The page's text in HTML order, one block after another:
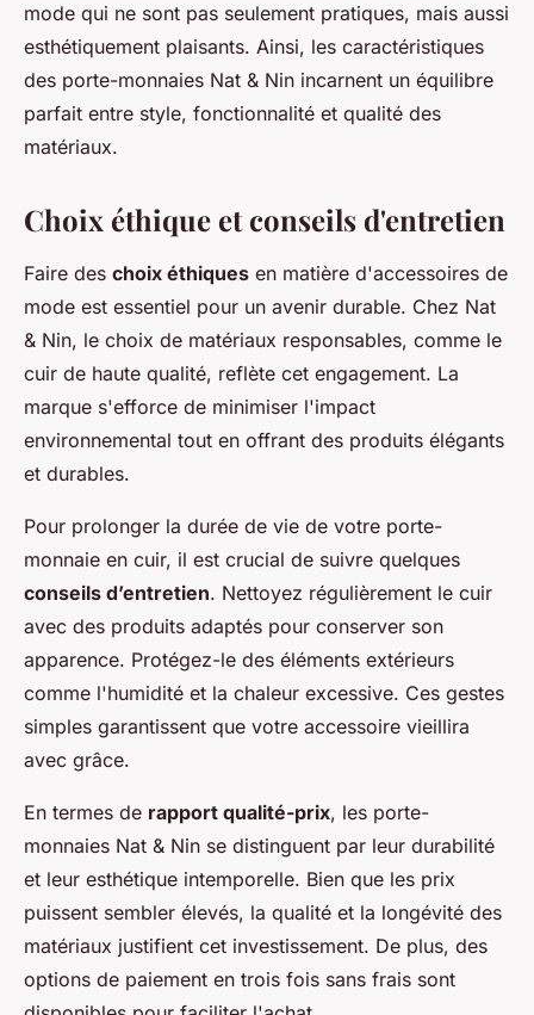
mode qui ne sont pas seulement pratiques, mais aussi
esthétiquement plaisants. Ainsi, les caractéristiques
des porte-monnaies Nat & Nin incarnent un équilibre
parfait entre style, fonctionnalité et qualité des
matériaux.
Choix éthique et conseils d'entretien
Faire des choix éthiques en matière d'accessoires de
mode est essentiel pour un avenir durable. Chez Nat
& Nin, le choix de matériaux responsables, comme le
cuir de haute qualité, reflète cet engagement. La
marque s'efforce de minimiser l'impact
environnemental tout en offrant des produits élégants
et durables.
Pour prolonger la durée de vie de votre porte-
monnaie en cuir, il est crucial de suivre quelques
conseils d’entretien. Nettoyez régulièrement le cuir
avec des produits adaptés pour conserver son
apparence. Protégez-le des éléments extérieurs
comme l'humidité et la chaleur excessive. Ces gestes
simples garantissent que votre accessoire vieillira
avec grâce.
En termes de rapport qualité-prix, les porte-
monnaies Nat & Nin se distinguent par leur durabilité
et leur esthétique intemporelle. Bien que les prix
puissent sembler élevés, la qualité et la longévité des
matériaux justifient cet investissement. De plus, des
options de paiement en trois fois sans frais sont